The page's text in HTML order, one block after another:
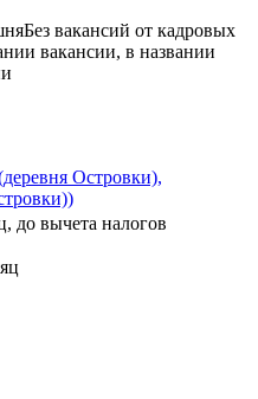
Без вакансий от кадровых
вакансии, в названии
Островки),
до вычета налогов